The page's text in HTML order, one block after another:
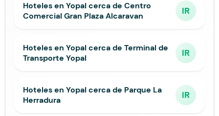
Hoteles en Yopal cerca de Centro
Comercial Gran Plaza Alcaravan
IR
Hoteles en Yopal cerca de Terminal de
Transporte Yopal
IR
Hoteles en Yopal cerca de Parque La
Herradura
IR